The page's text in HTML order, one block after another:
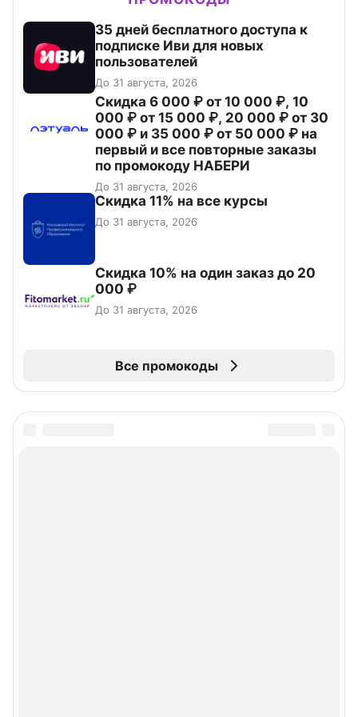
35 дней бесплатного доступа к
подписке Иви для новых
пользователей
До 31 августа, 2026
Скидка 6 000 ₽ от 10 000 ₽, 10
000 ₽ от 15 000 ₽, 20 000 ₽ от 30
000 ₽ и 35 000 ₽ от 50 000 ₽ на
первый и все повторные заказы
по промокоду НАБЕРИ
До 31 августа, 2026
Скидка 11% на все курсы
До 31 августа, 2026
Скидка 10% на один заказ до 20
000 ₽
До 31 августа, 2026
Все промокоды